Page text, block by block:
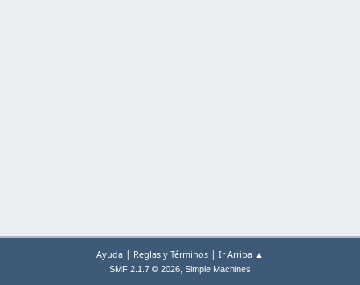
Ayuda | Reglas y Términos | Ir Arriba ▲
SMF 2.1.7 © 2026, Simple Machines